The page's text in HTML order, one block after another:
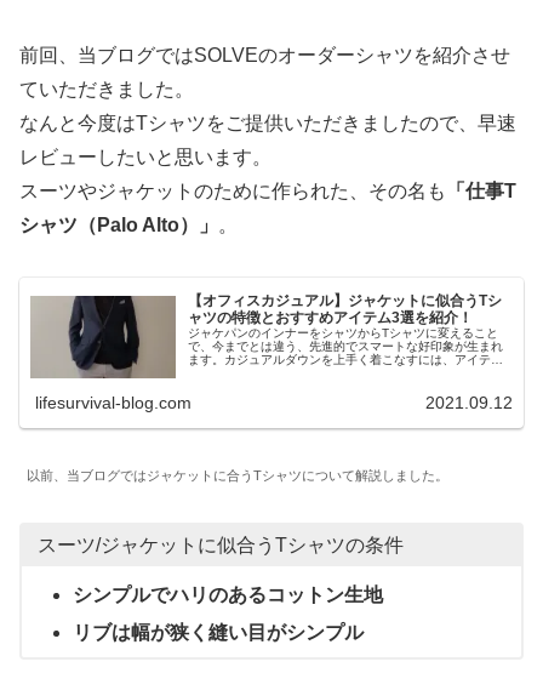
前回、当ブログではSOLVEのオーダーシャツを紹介させ
ていただきました。
なんと今度はTシャツをご提供いただきましたので、早速
レビューしたいと思います。
スーツやジャケットのために作られた、その名も
「仕事T
シャツ（Palo Alto）」
。
【オフィスカジュアル】ジャケットに似合うTシ
ャツの特徴とおすすめアイテム3選を紹介！
ジャケパンのインナーをシャツからTシャツに変えること
で、今までとは違う、先進的でスマートな好印象が生まれ
ます。カジュアルダウンを上手く着こなすには、アイテム
フィスカジュアルの「今一歩踏み出せない」を解消しま
す！
lifesurvival-blog.com 2021.09.12
以前、当ブログではジャケットに合うTシャツについて解説しました。
スーツ/ジャケットに似合うTシャツの条件
シンプルでハリのあるコットン生地
リブは幅が狭く縫い目がシンプル